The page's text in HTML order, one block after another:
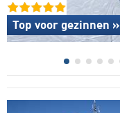
Top voor gezinnen »